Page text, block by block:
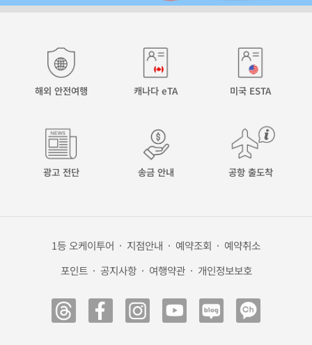
해외 안전여행 캐나다 eTA 미국 ESTA
광고 전단 송금 안내 공항 출도착
1등 오케이투어 · 지점안내 · 예약조회 · 예약취소
포인트 · 공지사항 · 여행약관 · 개인정보보호